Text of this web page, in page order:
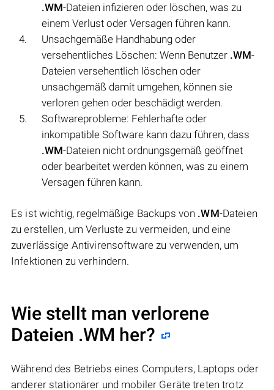
.WM-Dateien infizieren oder löschen, was zu
einem Verlust oder Versagen führen kann.
Unsachgemäße Handhabung oder
versehentliches Löschen: Wenn Benutzer .WM-
Dateien versehentlich löschen oder
unsachgemäß damit umgehen, können sie
verloren gehen oder beschädigt werden.
Softwareprobleme: Fehlerhafte oder
inkompatible Software kann dazu führen, dass
.WM-Dateien nicht ordnungsgemäß geöffnet
oder bearbeitet werden können, was zu einem
Versagen führen kann.
Es ist wichtig, regelmäßige Backups von .WM-Dateien
zu erstellen, um Verluste zu vermeiden, und eine
zuverlässige Antivirensoftware zu verwenden, um
Infektionen zu verhindern.
Wie stellt man verlorene
Dateien .WM her?
Während des Betriebs eines Computers, Laptops oder
anderer stationärer und mobiler Geräte treten trotz